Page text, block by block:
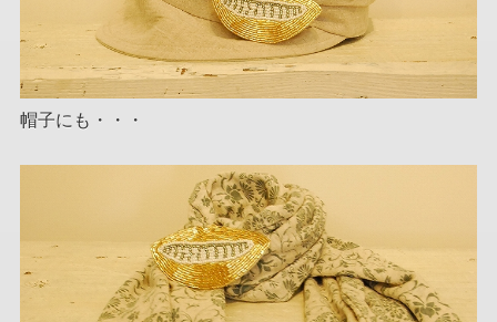
帽子にも・・・